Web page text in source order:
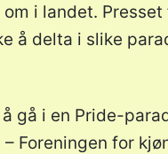
i landet.
å delta i slike
å gå i en Pride-
– Foreningen for